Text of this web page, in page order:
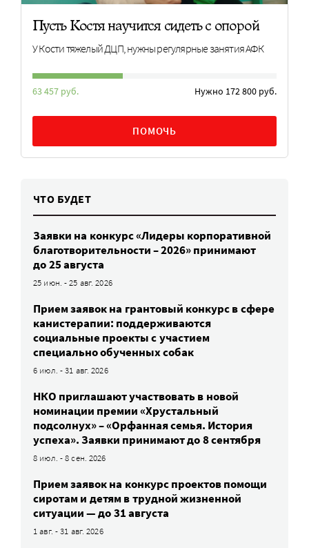
Пусть Костя научится сидеть с опорой
У Кости тяжелый ДЦП, нужны регулярные занятия АФК
63 457 руб. Нужно 172 800 руб.
ПОМОЧЬ
ЧТО БУДЕТ
Заявки на конкурс «Лидеры корпоративной
благотворительности – 2026» принимают
до 25 августа
25 июн. - 25 авг. 2026
Прием заявок на грантовый конкурс в сфере
канистерапии: поддерживаются
социальные проекты с участием
специально обученных собак
6 июл. - 31 авг. 2026
НКО приглашают участвовать в новой
номинации премии «Хрустальный
подсолнух» – «Орфанная семья. История
успеха». Заявки принимают до 8 сентября
8 июл. - 8 сен. 2026
Прием заявок на конкурс проектов помощи
сиротам и детям в трудной жизненной
ситуации — до 31 августа
1 авг. - 31 авг. 2026